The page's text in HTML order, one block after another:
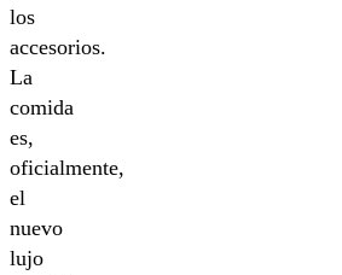
los
accesorios.
La
comida
es,
oficialmente,
el
nuevo
lujo